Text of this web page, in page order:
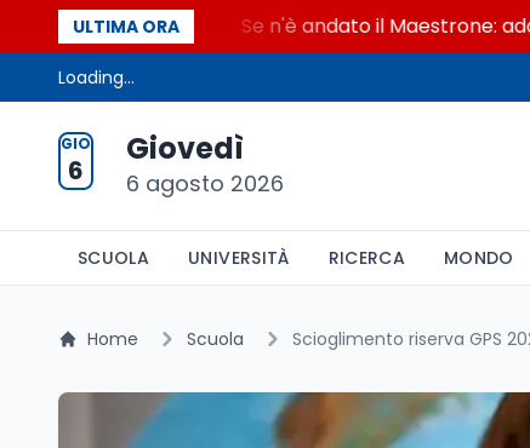
ULTIMA ORASe n'è andato il Maestrone: addio a
Loading...
GIO
6
Giovedì
6 agosto 2026
SCUOLA UNIVERSITÀ RICERCA MONDO
Home Scuola